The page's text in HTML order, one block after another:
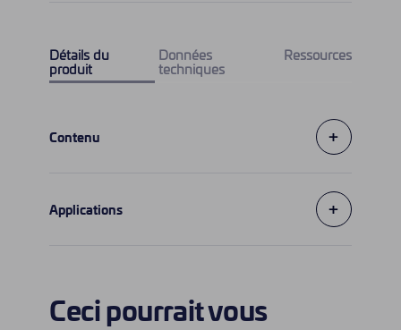
Détails du
produit
Données
techniques
Ressources
Contenu +
Applications +
Ceci pourrait vous